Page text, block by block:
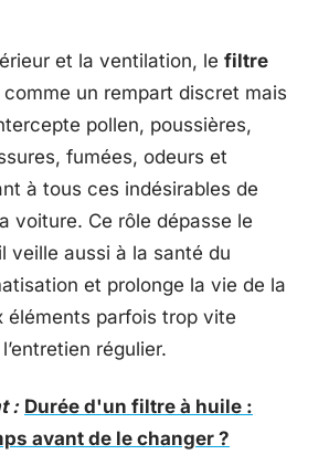
et la ventilation, le filtre
un rempart discret mais
pollen, poussières,
fumées, odeurs et
à tous ces indésirables de
voiture. Ce rôle dépasse le
veille aussi à la santé du
et prolonge la vie de la
éléments parfois trop vite
régulier.
: Durée d'un filtre à huile :
avant de le changer ?